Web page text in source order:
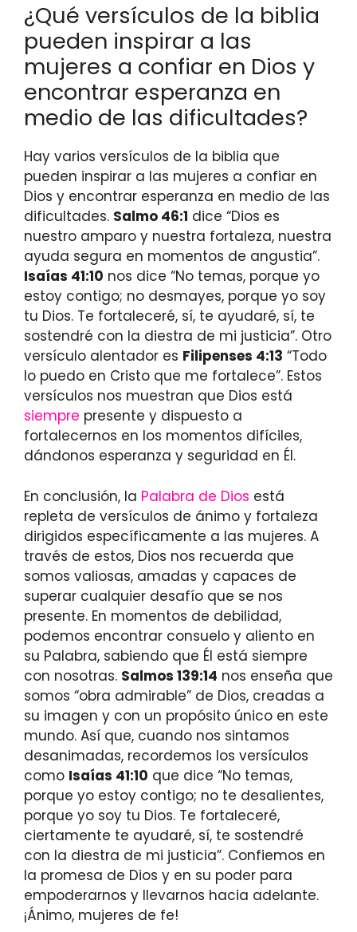
¿Qué versículos de la biblia
pueden inspirar a las
mujeres a confiar en Dios y
encontrar esperanza en
medio de las dificultades?
Hay varios versículos de la biblia que
pueden inspirar a las mujeres a confiar en
Dios y encontrar esperanza en medio de las
dificultades. Salmo 46:1 dice “Dios es
nuestro amparo y nuestra fortaleza, nuestra
ayuda segura en momentos de angustia”.
Isaías 41:10 nos dice “No temas, porque yo
estoy contigo; no desmayes, porque yo soy
tu Dios. Te fortaleceré, sí, te ayudaré, sí, te
sostendré con la diestra de mi justicia”. Otro
versículo alentador es Filipenses 4:13 “Todo
lo puedo en Cristo que me fortalece”. Estos
versículos nos muestran que Dios está
siempre presente y dispuesto a
fortalecernos en los momentos difíciles,
dándonos esperanza y seguridad en Él.
En conclusión, la Palabra de Dios está
repleta de versículos de ánimo y fortaleza
dirigidos específicamente a las mujeres. A
través de estos, Dios nos recuerda que
somos valiosas, amadas y capaces de
superar cualquier desafío que se nos
presente. En momentos de debilidad,
podemos encontrar consuelo y aliento en
su Palabra, sabiendo que Él está siempre
con nosotras. Salmos 139:14 nos enseña que
somos “obra admirable” de Dios, creadas a
su imagen y con un propósito único en este
mundo. Así que, cuando nos sintamos
desanimadas, recordemos los versículos
como Isaías 41:10 que dice “No temas,
porque yo estoy contigo; no te desalientes,
porque yo soy tu Dios. Te fortaleceré,
ciertamente te ayudaré, sí, te sostendré
con la diestra de mi justicia”. Confiemos en
la promesa de Dios y en su poder para
empoderarnos y llevarnos hacia adelante.
¡Ánimo, mujeres de fe!